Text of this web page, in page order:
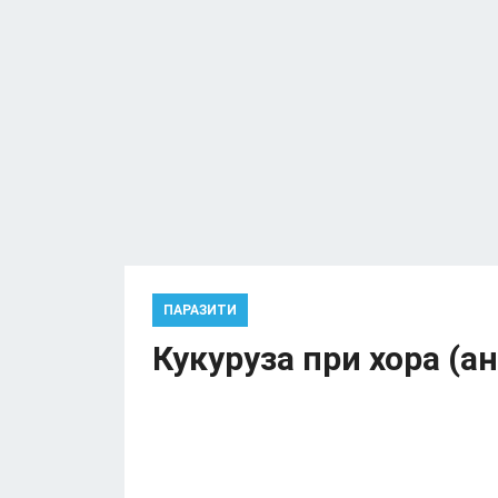
ПАРАЗИТИ
Кукуруза при хора